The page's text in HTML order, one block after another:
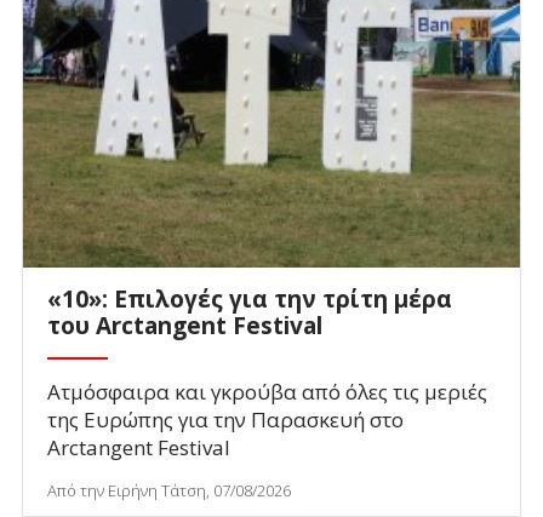
«10»: Επιλογές για την τρίτη μέρα
του Arctangent Festival
Ατμόσφαιρα και γκρούβα από όλες τις μεριές
της Ευρώπης για την Παρασκευή στο
Arctangent Festival
Από την Ειρήνη Τάτση, 07/08/2026